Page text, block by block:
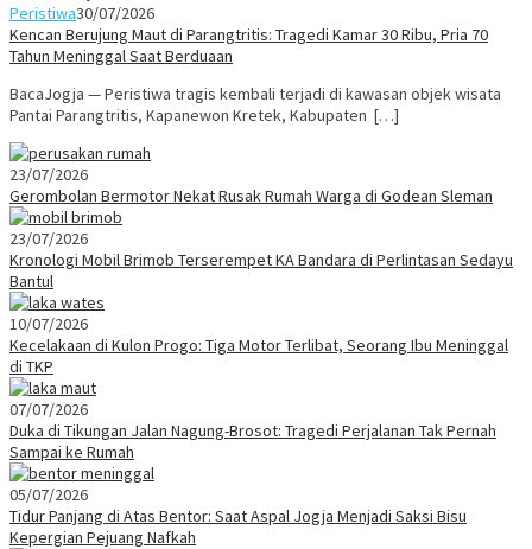
Peristiwa30/07/2026
Kencan Berujung Maut di Parangtritis: Tragedi Kamar 30 Ribu, Pria 70
Tahun Meninggal Saat Berduaan
BacaJogja — Peristiwa tragis kembali terjadi di kawasan objek wisata
Pantai Parangtritis, Kapanewon Kretek, Kabupaten […]
23/07/2026
Gerombolan Bermotor Nekat Rusak Rumah Warga di Godean Sleman
23/07/2026
Kronologi Mobil Brimob Terserempet KA Bandara di Perlintasan Sedayu
Bantul
10/07/2026
Kecelakaan di Kulon Progo: Tiga Motor Terlibat, Seorang Ibu Meninggal
di TKP
07/07/2026
Duka di Tikungan Jalan Nagung-Brosot: Tragedi Perjalanan Tak Pernah
Sampai ke Rumah
05/07/2026
Tidur Panjang di Atas Bentor: Saat Aspal Jogja Menjadi Saksi Bisu
Kepergian Pejuang Nafkah